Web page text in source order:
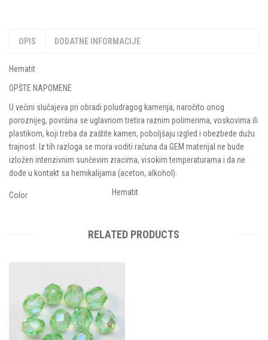
OPIS DODATNE INFORMACIJE
Hematit
OPŠTE NAPOMENE
U većini slučajeva pri obradi poludragog kamenja, naročito onog
poroznijeg, površina se uglavnom tretira raznim polimerima, voskovima ili
plastikom, koji treba da zaštite kamen, poboljšaju izgled i obezbede dužu
trajnost. Iz tih razloga se mora voditi računa da GEM materijal ne bude
izložen intenzivnim sunčevim zracima, visokim temperaturama i da ne
dođe u kontakt sa hemikalijama (aceton, alkohol).
Color Hematit
RELATED PRODUCTS